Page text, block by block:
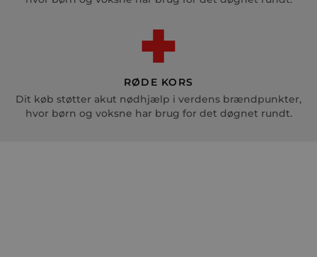
RØDE KORS
Dit køb støtter akut nødhjælp i verdens brændpunkter,
hvor børn og voksne har brug for det døgnet rundt.